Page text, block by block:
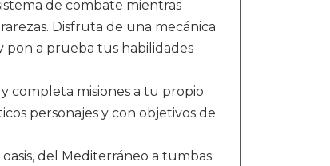
de combate mientras
Disfruta de una mecánica
pon a prueba tus habilidades
y completa misiones a tu propio
personajes y con objetivos de
del Mediterráneo a tumbas